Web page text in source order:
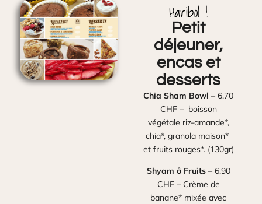
Haribol !
Petit
déjeuner,
encas et
desserts
Chia Sham Bowl – 6.70
CHF – boisson
végétale riz-amande*,
chia*, granola maison*
et fruits rouges*. (130gr)
Shyam ô Fruits– 6.90
CHF – Crème de
banane* mixée avec